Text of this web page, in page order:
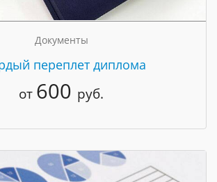
Документы
переплет диплома
от 600 руб.